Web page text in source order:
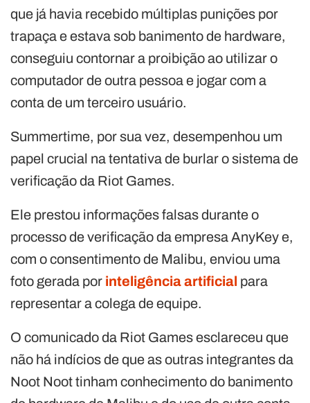
que já havia recebido múltiplas punições por
trapaça e estava sob banimento de hardware,
conseguiu contornar a proibição ao utilizar o
computador de outra pessoa e jogar com a
conta de um terceiro usuário.
Summertime, por sua vez, desempenhou um
papel crucial na tentativa de burlar o sistema de
verificação da Riot Games.
Ele prestou informações falsas durante o
processo de verificação da empresa AnyKey e,
com o consentimento de Malibu, enviou uma
foto gerada por inteligência artificial para
representar a colega de equipe.
O comunicado da Riot Games esclareceu que
não há indícios de que as outras integrantes da
Noot Noot tinham conhecimento do banimento